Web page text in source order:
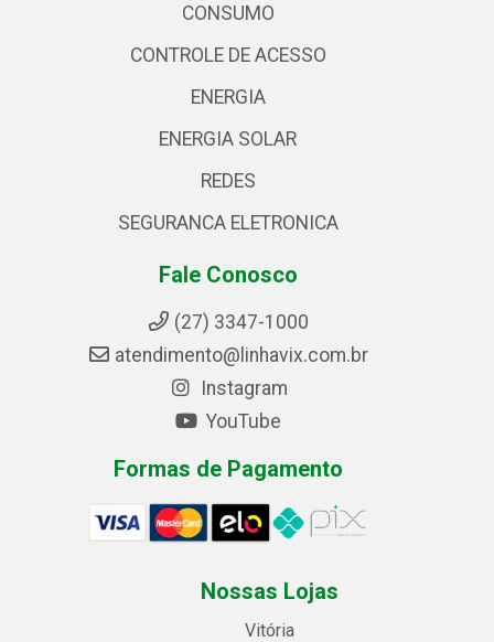
CONSUMO
CONTROLE DE ACESSO
ENERGIA
ENERGIA SOLAR
REDES
SEGURANCA ELETRONICA
Fale Conosco
(27) 3347-1000
atendimento@linhavix.com.br
Instagram
YouTube
Formas de Pagamento
Nossas Lojas
Vitória